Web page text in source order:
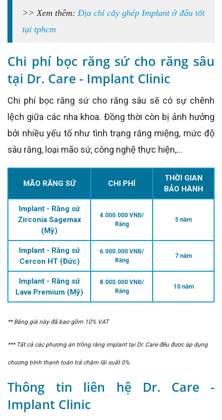
>> Xem thêm: Địa chỉ cấy ghép Implant ở đâu tốt
tại tphcm
Chi phí bọc răng sứ cho răng sâu
tại Dr. Care - Implant Clinic
Chi phí bọc răng sứ cho răng sâu sẽ có sự chênh
lệch giữa các nha khoa. Đồng thời còn bị ảnh hưởng
bởi nhiều yếu tố như tình trạng răng miệng, mức độ
sâu răng, loại mão sứ, công nghệ thực hiện,...
MÃO RĂNG SỨ CHI PHÍ
THỜI GIAN
BẢO HÀNH
Implant - Răng sứ
Zirconia Sagemax
(Mỹ)
4.000.000 VNĐ/
Răng
5 năm
Implant - Răng sứ
Cercon HT (Đức)
6.000.000 VNĐ/
Răng
7 năm
Implant - Răng sứ
Lava Premium (Mỹ)
8.000.000 VNĐ/
Răng
10 năm
** Bảng giá này đã bao gồm 10% VAT
*** Tất cả các phương án trồng răng implant tại Dr. Care đều được áp dụng
chương trình thanh toán trả chậm lãi suất 0%.
Thông tin liên hệ Dr. Care -
Implant Clinic